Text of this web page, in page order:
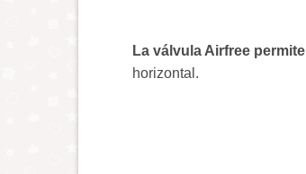
La válvula Airfree permite l
horizontal.